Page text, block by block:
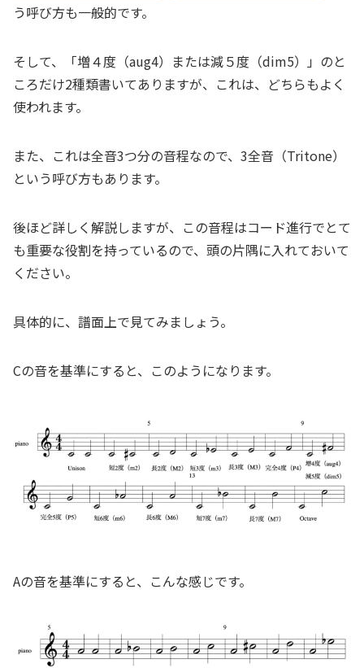
う呼び方も一般的です。
そして、「増４度（aug4）または減５度（dim5）」のと
ころだけ2種類書いてありますが、これは、どちらもよく
使われます。
また、これは全音3つ分の音程なので、3全音（Tritone）
という呼び方もあります。
後ほど詳しく解説しますが、この音程はコード進行でとて
も重要な役割を持っているので、頭の片隅に入れておいて
ください。
具体的に、譜面上で見てみましょう。
Cの音を基準にすると、このようになります。
Aの音を基準にすると、こんな感じです。